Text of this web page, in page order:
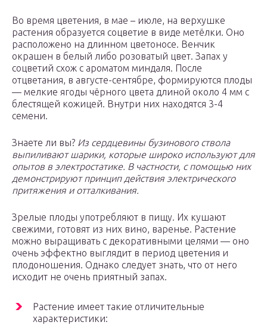
Во время цветения, в мае – июле, на верхушке
растения образуется соцветие в виде метёлки. Оно
расположено на длинном цветоносе. Венчик
окрашен в белый либо розоватый цвет. Запах у
соцветий схож с ароматом миндаля. После
отцветания, в августе-сентябре, формируются плоды
— мелкие ягоды чёрного цвета длиной около 4 мм с
блестящей кожицей. Внутри них находятся 3-4
семени.
Знаете ли вы? Из сердцевины бузинового ствола
выпиливают шарики, которые широко используют для
опытов в электростатике. В частности, с помощью них
демонстрируют принцип действия электрического
притяжения и отталкивания.
Зрелые плоды употребляют в пищу. Их кушают
свежими, готовят из них вино, варенье. Растение
можно выращивать с декоративными целями — оно
очень эффектно выглядит в период цветения и
плодоношения. Однако следует знать, что от него
исходит не очень приятный запах.
Растение имеет такие отличительные
характеристики: